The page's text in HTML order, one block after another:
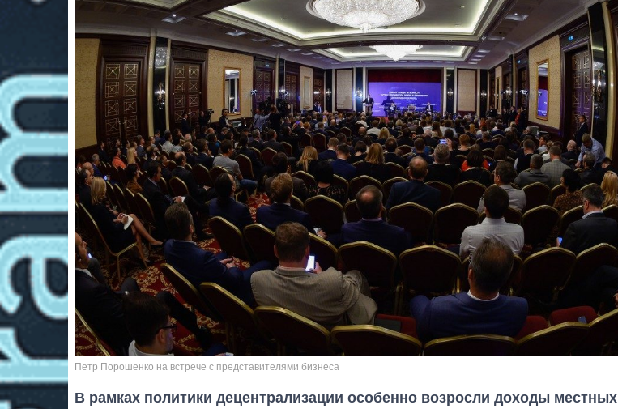
Петр Порошенко на встрече с представителями бизнеса
В рамках политики децентрализации особенно возросли доходы местных